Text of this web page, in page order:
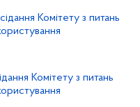
Комітету з питань
Комітету з питань